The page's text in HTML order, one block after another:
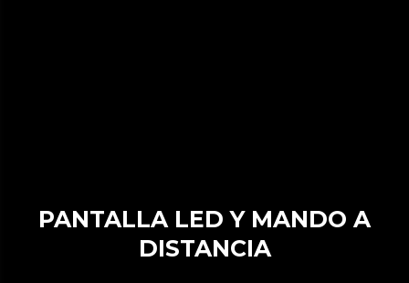
PANTALLA LED Y MANDO A
DISTANCIA